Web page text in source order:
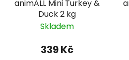
animALL Mini Turkey &
Duck 2 kg
Skladem
339 Kč